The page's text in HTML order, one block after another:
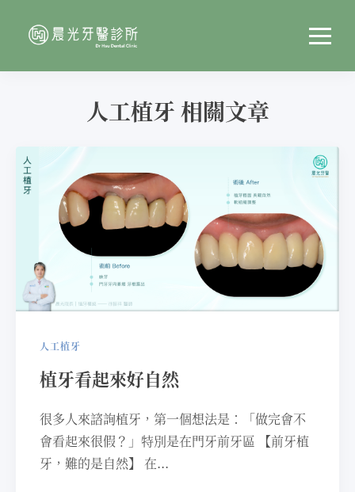
人工植牙 相關文章
人工植牙
植牙看起來好自然
很多人來諮詢植牙，第一個想法是：「做完會不
會看起來很假？」特別是在門牙前牙區 【前牙植
牙，難的是自然】 在...